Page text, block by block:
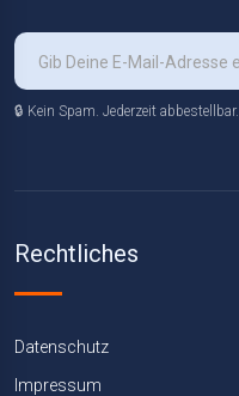
🔒 Kein Spam. Jederzeit abbestellbar.
Rechtliches
Datenschutz
Impressum